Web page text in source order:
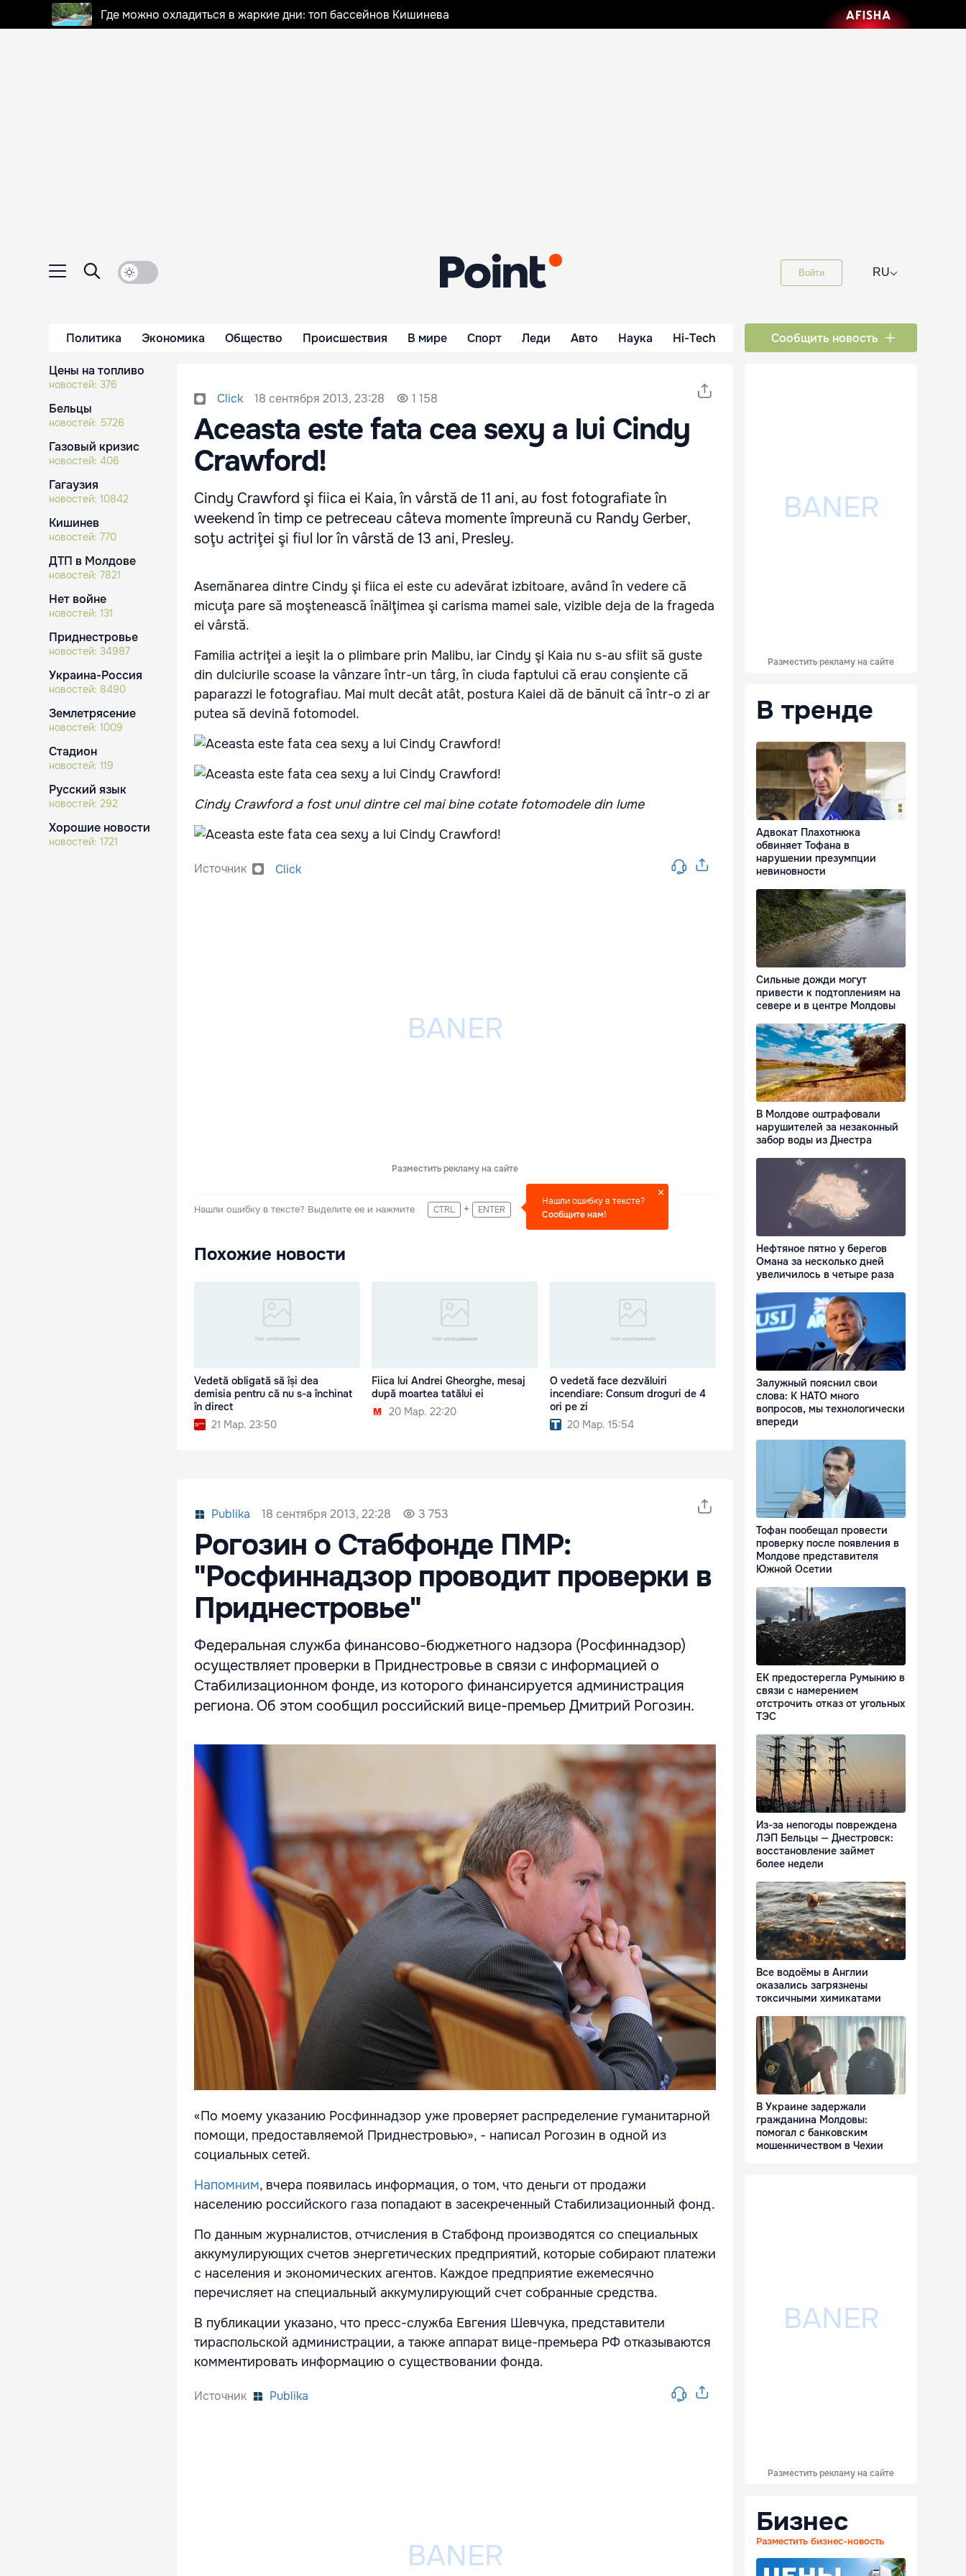
Где можно охладиться в жаркие дни: топ бассейнов Кишинева
Войти RU⌵
Политика Экономика Общество Происшествия В мире Спорт Леди Авто Наука Hi-Tech Сообщить новость
Цены на топливо
новостей: 376
Бельцы
новостей: 5726
Газовый кризис
новостей: 406
Гагаузия
новостей: 10842
Кишинев
новостей: 770
ДТП в Молдове
новостей: 7821
Нет войне
новостей: 131
Приднестровье
новостей: 34987
Украина-Россия
новостей: 8490
Землетрясение
новостей: 1009
Стадион
новостей: 119
Русский язык
новостей: 292
Хорошие новости
новостей: 1721
Click 18 сентября 2013, 23:28 1 158
Aceasta este fata cea sexy a lui Cindy
Crawford!
Cindy Crawford şi fiica ei Kaia, în vârstă de 11 ani, au fost fotografiate în
weekend în timp ce petreceau câteva momente împreună cu Randy Gerber,
soţu actriţei şi fiul lor în vârstă de 13 ani, Presley.
Asemănarea dintre Cindy şi fiica ei este cu adevărat izbitoare, având în vedere că
micuţa pare să moştenească înălţimea şi carisma mamei sale, vizible deja de la frageda
ei vârstă.
Familia actriţei a ieşit la o plimbare prin Malibu, iar Cindy şi Kaia nu s-au sfiit să guste
din dulciurile scoase la vânzare într-un târg, în ciuda faptului că erau conşiente că
paparazzi le fotografiau. Mai mult decât atât, postura Kaiei dă de bănuit că într-o zi ar
putea să devină fotomodel.
Cindy Crawford a fost unul dintre cel mai bine cotate fotomodele din lume
Источник Click
Разместить рекламу на сайте
Нашли ошибку в тексте? Выделите ее и нажмите CTRL + ENTER
Нашли ошибку в тексте?
Сообщите нам!
Похожие новости
Vedetă obligată să își dea
demisia pentru că nu s-a închinat
în direct
21 Мар. 23:50
Fiica lui Andrei Gheorghe, mesaj
după moartea tatălui ei
20 Мар. 22:20
O vedetă face dezvăluiri
incendiare: Consum droguri de 4
ori pe zi
20 Мар. 15:54
Publika 18 сентября 2013, 22:28 3 753
Рогозин о Стабфонде ПМР:
"Росфиннадзор проводит проверки в
Приднестровье"
Федеральная служба финансово-бюджетного надзора (Росфиннадзор)
осуществляет проверки в Приднестровье в связи с информацией о
Стабилизационном фонде, из которого финансируется администрация
региона. Об этом сообщил российский вице-премьер Дмитрий Рогозин.
«По моему указанию Росфиннадзор уже проверяет распределение гуманитарной
помощи, предоставляемой Приднестровью», - написал Рогозин в одной из
социальных сетей.
Напомним, вчера появилась информация, о том, что деньги от продажи
населению российского газа попадают в засекреченный Стабилизационный фонд.
По данным журналистов, отчисления в Стабфонд производятся со специальных
аккумулирующих счетов энергетических предприятий, которые собирают платежи
с населения и экономических агентов. Каждое предприятие ежемесячно
перечисляет на специальный аккумулирующий счет собранные средства.
В публикации указано, что пресс-служба Евгения Шевчука, представители
тираспольской администрации, а также аппарат вице-премьера РФ отказываются
комментировать информацию о существовании фонда.
Источник Publika
Разместить рекламу на сайте
В тренде
Адвокат Плахотнюка
обвиняет Тофана в
нарушении презумпции
невиновности
Сильные дожди могут
привести к подтоплениям на
севере и в центре Молдовы
В Молдове оштрафовали
нарушителей за незаконный
забор воды из Днестра
Нефтяное пятно у берегов
Омана за несколько дней
увеличилось в четыре раза
Залужный пояснил свои
слова: К НАТО много
вопросов, мы технологически
впереди
Тофан пообещал провести
проверку после появления в
Молдове представителя
Южной Осетии
ЕК предостерегла Румынию в
связи с намерением
отстрочить отказ от угольных
ТЭС
Из-за непогоды повреждена
ЛЭП Бельцы — Днестровск:
восстановление займет
более недели
Все водоёмы в Англии
оказались загрязнены
токсичными химикатами
В Украине задержали
гражданина Молдовы:
помогал с банковским
мошенничеством в Чехии
Разместить рекламу на сайте
Бизнес
Разместить бизнес-новость